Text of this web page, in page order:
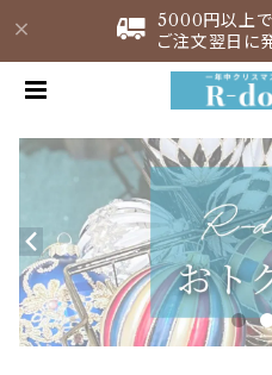
5000円以上
ご注文翌日に